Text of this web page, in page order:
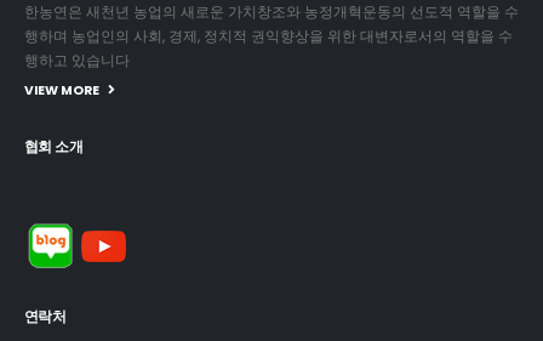
한농연은 새천년 농업의 새로운 가치창조와 농정개혁운동의 선도적 역할을 수
행하며 농업인의 사회, 경제, 정치적 권익향상을 위한 대변자로서의 역할을 수
행하고 있습니다
VIEW MORE
협회 소개
연락처